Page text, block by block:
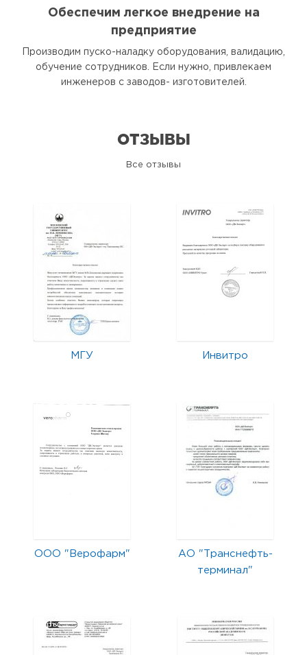
Обеспечим легкое внедрение на
предприятие
Производим пуско-наладку оборудования, валидацию,
обучение сотрудников. Если нужно, привлекаем
инженеров с заводов- изготовителей.
ОТЗЫВЫ
Все отзывы
МГУ Инвитро
ООО "Верофарм"
АО "Транснефть-
терминал"